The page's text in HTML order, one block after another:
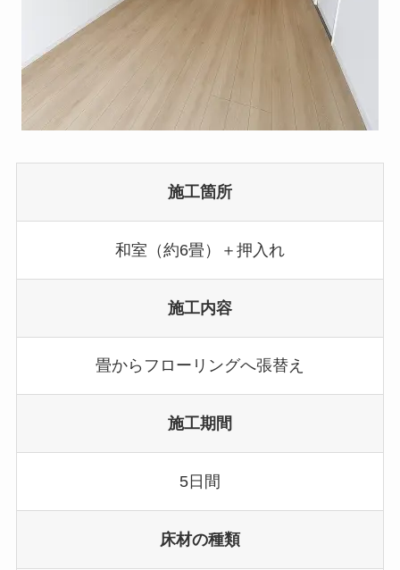
施工箇所
和室（約6畳）＋押入れ
施工内容
畳からフローリングへ張替え
施工期間
5日間
床材の種類